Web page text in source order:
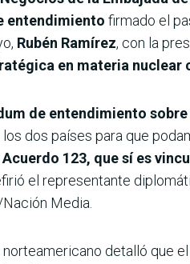
entendimiento firmado el
Rubén Ramírez, con la
en materia nuclear
de entendimiento
dos países para que
123, que sí es
el representante
Media.
detalló que